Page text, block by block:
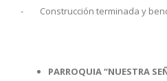
- Construcción terminada y
PARROQUIA “NUESTRA